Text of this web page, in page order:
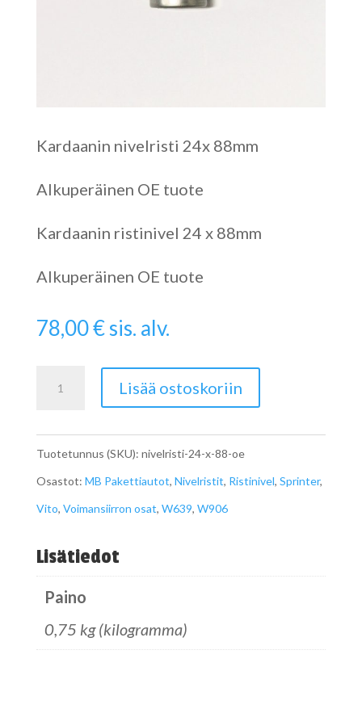
Kardaanin nivelristi 24x 88mm
Alkuperäinen OE tuote
Kardaanin ristinivel 24 x 88mm
Alkuperäinen OE tuote
78,00€sis. alv.
x
88
OE
määrä
Lisää ostoskoriin
Tuotetunnus (SKU): nivelristi-24-x-88-oe
Osastot: MB Pakettiautot, Nivelristit, Ristinivel, Sprinter,
Vito, Voimansiirron osat, W639, W906
Lisätiedot
Paino
0,75 kg (kilogramma)